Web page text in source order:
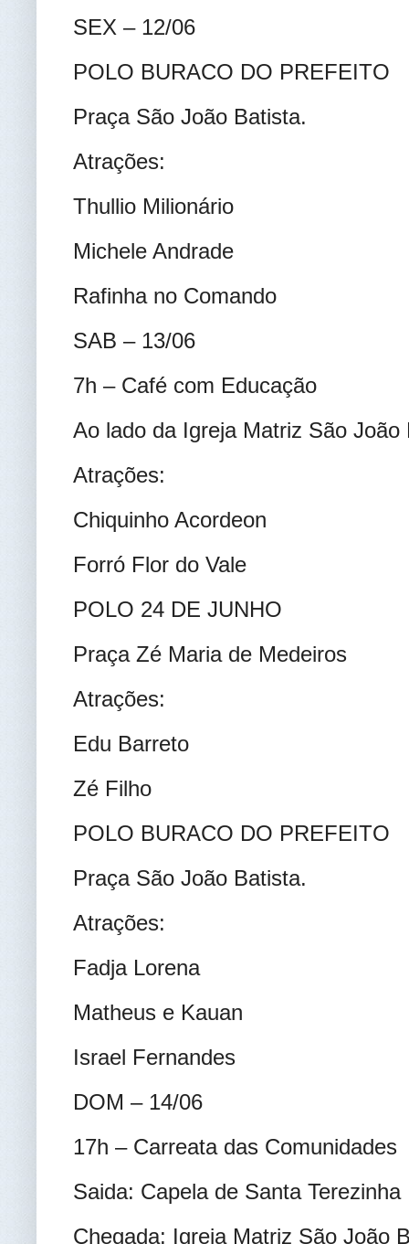
SEX – 12/06
POLO BURACO DO PREFEITO
Praça São João Batista.
Atrações:
Thullio Milionário
Michele Andrade
Rafinha no Comando
SAB – 13/06
7h – Café com Educação
Ao lado da Igreja Matriz São João
Atrações:
Chiquinho Acordeon
Forró Flor do Vale
POLO 24 DE JUNHO
Praça Zé Maria de Medeiros
Atrações:
Edu Barreto
Zé Filho
POLO BURACO DO PREFEITO
Praça São João Batista.
Atrações:
Fadja Lorena
Matheus e Kauan
Israel Fernandes
DOM – 14/06
17h – Carreata das Comunidades
Saida: Capela de Santa Terezinha
Chegada: Igreja Matriz São João